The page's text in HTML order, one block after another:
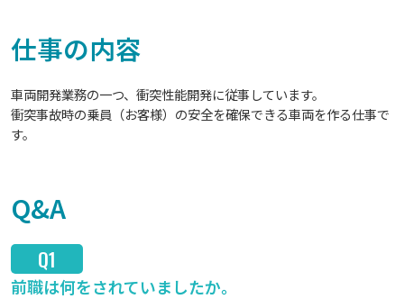
仕事の内容
車両開発業務の一つ、衝突性能開発に従事しています。
衝突事故時の乗員（お客様）の安全を確保できる車両を作る仕事で
す。
Q&A
Q1
前職は何をされていましたか。